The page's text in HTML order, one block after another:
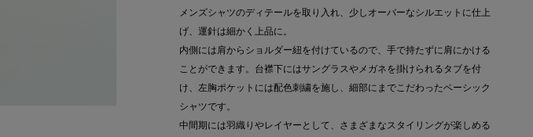
メンズシャツのディテールを取り入れ、少しオーバーなシルエットに仕上
げ、運針は細かく上品に。
内側には肩からショルダー紐を付けているので、手で持たずに肩にかける
ことができます。台襟下にはサングラスやメガネを掛けられるタブを付
け、左胸ポケットには配色刺繍を施し、細部にまでこだわったベーシック
シャツです。
中間期には羽織りやレイヤーとして、さまざまなスタイリングが楽しめる